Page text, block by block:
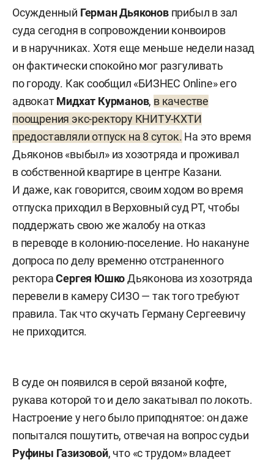
Осужденный Герман Дьяконовприбыл в зал
суда сегодня в сопровождении конвоиров
и в наручниках. Хотя еще меньше недели назад
он фактически спокойно мог разгуливать
по городу. Как сообщил «БИЗНЕС Online» его
адвокатМидхат Курманов, в качестве
поощрения экс-ректору КНИТУ-КХТИ
предоставляли отпуск на 8 суток. На это время
Дьяконов «выбыл» из хозотряда и проживал
в собственной квартире в центре Казани.
И даже, как говорится, своим ходом во время
отпуска приходил в Верховный суд РТ, чтобы
поддержать свою же жалобу на отказ
в переводе в колонию-поселение. Но накануне
допроса по делу временно отстраненного
ректораСергея ЮшкоДьяконова из хозотряда
перевели в камеру СИЗО — так того требуют
правила. Так что скучать Герману Сергеевичу
не приходится.
В суде он появился в серой вязаной кофте,
рукава которой то и дело закатывал по локоть.
Настроение у него было приподнятое: он даже
попытался пошутить, отвечая на вопрос судьи
Руфины Газизовой, что «с трудом» владеет